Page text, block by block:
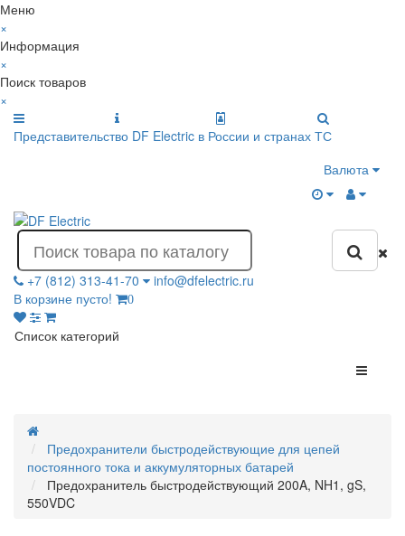
Меню
×
Информация
×
Поиск товаров
×
Представительство DF Electric в России и странах ТС
Валюта
+7 (812) 313-41-70
info@dfelectric.ru
В корзине пусто!
0
Список категорий
Предохранители быстродействующие для цепей
постоянного тока и аккумуляторных батарей
Предохранитель быстродействующий 200A, NH1, gS,
550VDC